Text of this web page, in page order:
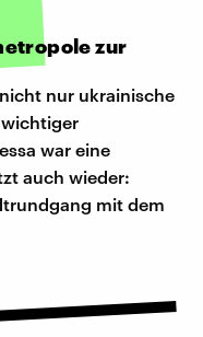
zur
nur ukrainische
war eine
auch wieder:
mit dem